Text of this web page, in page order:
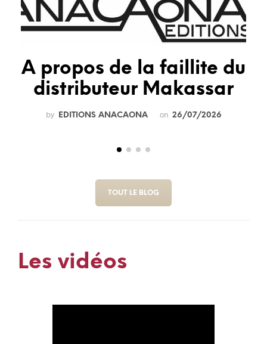
A propos de la faillite du
distributeur Makassar
by EDITIONS ANACAONA on 26/07/2026
TOUT LE BLOG
Les vidéos